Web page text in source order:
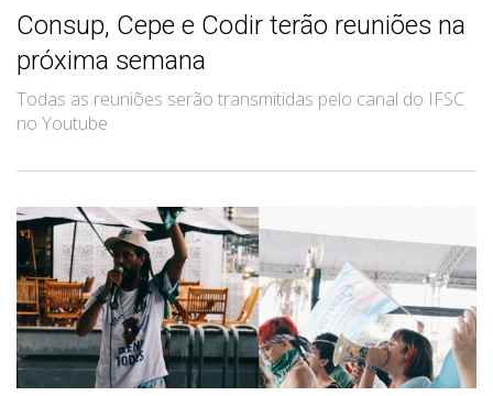
Consup, Cepe e Codir terão reuniões na
próxima semana
Todas as reuniões serão transmitidas pelo canal do IFSC
no Youtube